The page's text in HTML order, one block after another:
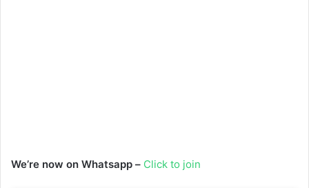
We’re now on Whatsapp – Click to join